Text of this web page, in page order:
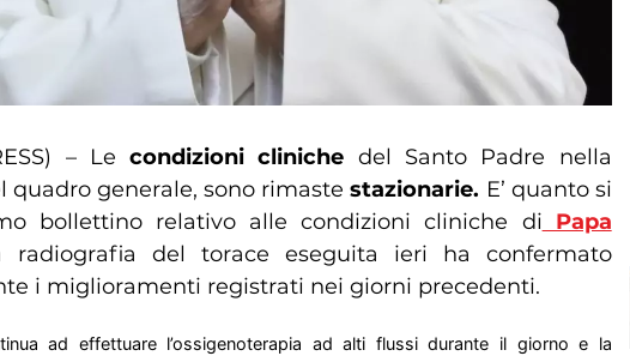
– Lecondizioni cliniche del Santo Padre nella
quadro generale, sono rimastestazionarie. E’ quanto si
bollettino relativo alle condizioni cliniche di Papa
radiografia del torace eseguita ieri ha confermato
i miglioramenti registrati nei giorni precedenti.
ad effettuare l’ossigenoterapia ad alti flussi durante il giorno e la